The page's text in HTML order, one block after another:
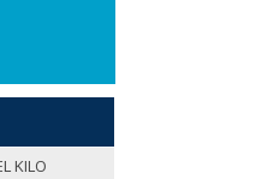
KILO